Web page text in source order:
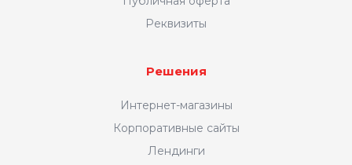
Реквизиты
Решения
Интернет-магазины
Корпоративные сайты
Лендинги